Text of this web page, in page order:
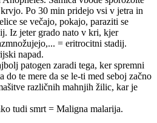
Po 30 min pridejo vsi v jetra in
se večajo, pokajo, paraziti se
Iz jeter grado nato v kri, kjer
= eritrocitni stadij.
napad.
patogen zaradi tega, ker spremni
te mere da se le-ti med seboj začno
različnih mahnjih žilic, kar je
tudi smrt = Maligna malarija.